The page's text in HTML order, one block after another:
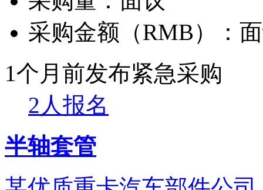
采购金额（RMB）：
1个月前发布紧急采购
2人报名
半轴套管